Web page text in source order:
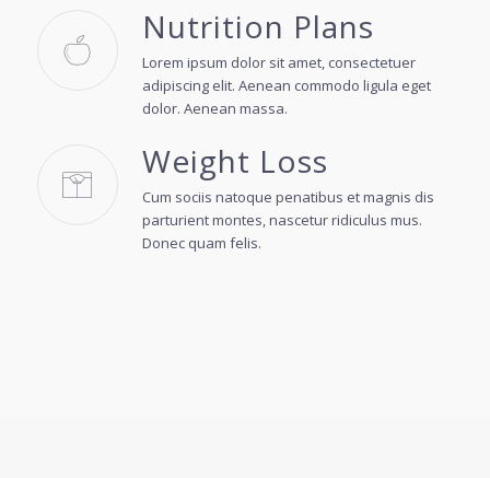
Nutrition Plans
Lorem ipsum dolor sit amet, consectetuer
adipiscing elit. Aenean commodo ligula eget
dolor. Aenean massa.
Weight Loss
Cum sociis natoque penatibus et magnis dis
parturient montes, nascetur ridiculus mus.
Donec quam felis.